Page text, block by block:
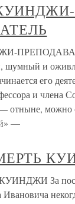
шумный и
его
и члена
отныне, можно
—
За